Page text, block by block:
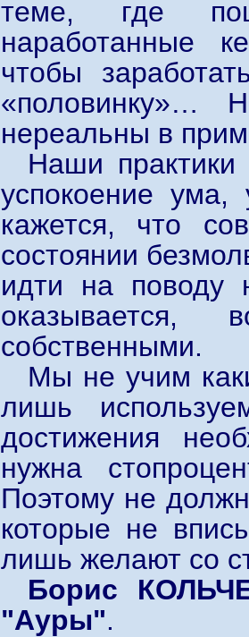
теме, где
наработанные
чтобы
«половинку»…
нереальны в
Наши
успокоение
кажется, что
состоянии
идти на поводу
собственными.
Мы не учим
лишь
достижения
нужна
Поэтому не
которые не
лишь желают со
Борис
"Ауры".